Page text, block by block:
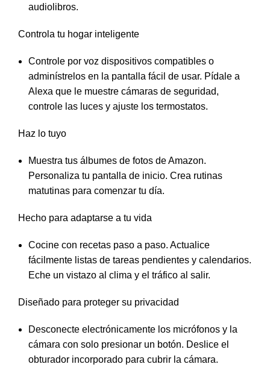
audiolibros.
Controla tu hogar inteligente
Controle por voz dispositivos compatibles o
adminístrelos en la pantalla fácil de usar. Pídale a
Alexa que le muestre cámaras de seguridad,
controle las luces y ajuste los termostatos.
Haz lo tuyo
Muestra tus álbumes de fotos de Amazon.
Personaliza tu pantalla de inicio. Crea rutinas
matutinas para comenzar tu día.
Hecho para adaptarse a tu vida
Cocine con recetas paso a paso. Actualice
fácilmente listas de tareas pendientes y calendarios.
Eche un vistazo al clima y el tráfico al salir.
Diseñado para proteger su privacidad
Desconecte electrónicamente los micrófonos y la
cámara con solo presionar un botón. Deslice el
obturador incorporado para cubrir la cámara.